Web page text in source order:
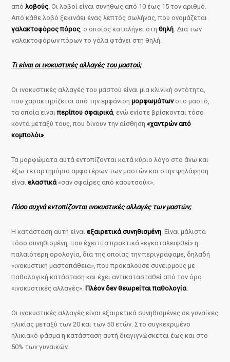
απόλοβούς . Οι λοβοί είναι συνήθως από 10 έως 15 τον αριθμό.
Από κάθε λοβό ξεκινάει ένας λεπτός σωλήνας, που ονομάζεται
γαλακτοφόρος πόρος , ο οποίος καταλήγει στηθηλή . Δια των
γαλακτοφόρων πόρων το γάλα φτάνει στη θηλή.
Τι είναι οι ινοκυστικές αλλαγές του μαστού;
Οι ινοκυστικές αλλαγές του μαστού είναι μία κλινική οντότητα,
που χαρακτηρίζεται από την εμφάνισημορφωμάτωνστο μαστό,
τα οποία είναιπερίπου σφαιρικά, ενώ ενίοτε βρίσκονται τόσο
κοντά μεταξύ τους, που δίνουν την αίσθηση«χαντρών από
κομπολόι».
Τα μορφώματα αυτά εντοπίζονται κατά κύριο λόγο στο άνω και
έξω τεταρτημόριο αμφοτέρων των μαστών και στην ψηλάφηση
είναιελαστικά«σαν σφαίρες από καουτσούκ».
Πόσο συχνά εντοπίζονται ινοκυστικές αλλαγές των μαστών;
Η κατάσταση αυτή είναιεξαιρετικά συνηθισμένη . Είναι μάλιστα
τόσο συνηθισμένη, που έχει πια πρακτικά «εγκαταλειφθεί» η
παλαιότερη ορολογία, δια της οποίας την περιγράφαμε, δηλαδή
«ινοκυστική μαστοπάθεια», που προκαλούσε συνειρμούς με
παθολογική κατάσταση και έχει αντικατασταθεί από τον όρο
«ινοκυστικές αλλαγές».Πλέον δεν θεωρείται παθολογία.
Οι ινοκυστικές αλλαγές είναι εξαιρετικά συνηθισμένες σε γυναίκες
ηλικίας μεταξύ των 20 και των 50 ετών. Στο συγκεκριμένο
ηλικιακό φάσμα η κατάσταση αυτή διαγιγνώσκεται έως και στο
50% των γυναικών.